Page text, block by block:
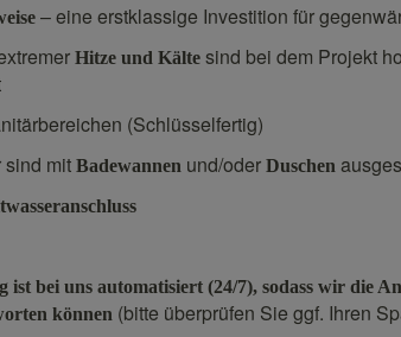
– eine erstklassige Investition für
Hitze und Kälte sind bei dem Projekt
(Schlüsselfertig)
sind mit Badewannen und/oder Duschen
ist bei uns automatisiert (24/7), sodass wir die
können (bitte überprüfen Sie ggf. Ihren